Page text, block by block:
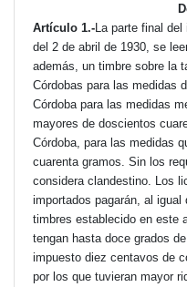
Artículo 1.-La parte final
del 2 de abril de 1930, se
además, un timbre sobre la
Córdobas para las medidas
Córdoba para las medidas
mayores de doscientos
Córdoba, para las medidas
cuarenta gramos. Sin los
considera clandestino. Los
importados pagarán, al
timbres establecido en este
tengan hasta doce grados
impuesto diez centavos de
por los que tuvieran mayor